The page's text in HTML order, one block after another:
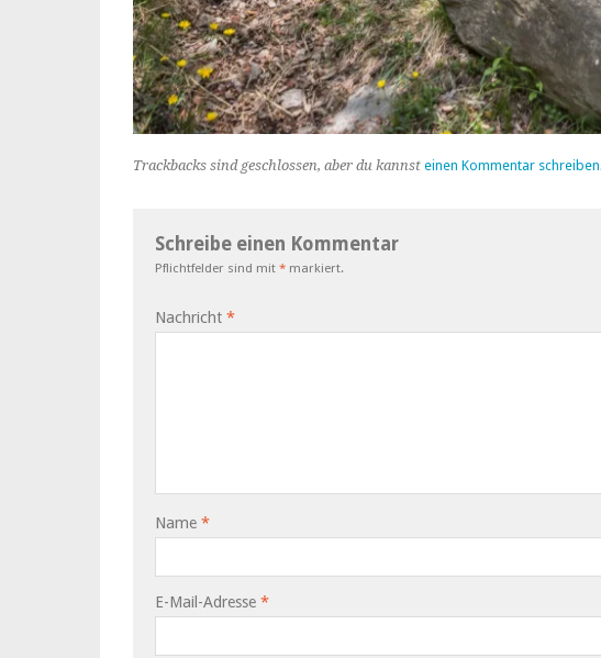
Trackbacks sind geschlossen, aber du kannst einen Kommentar schreiben.
Schreibe einen Kommentar
Pflichtfelder sind mit * markiert.
Nachricht *
Name *
E-Mail-Adresse *